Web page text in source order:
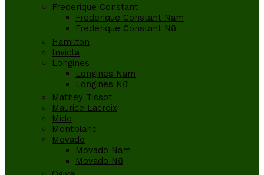
Frederique Constant
Frederique Constant Nam
Frederique Constant Nữ
Hamilton
Invicta
Longines
Longines Nam
Longines Nữ
Mathey Tissot
Maurice Lacroix
Mido
Montblanc
Movado
Movado Nam
Movado Nữ